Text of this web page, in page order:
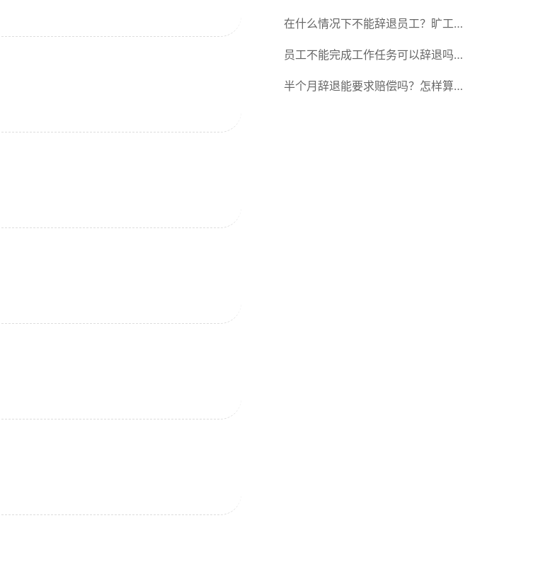
有效期是多久？
在什么情况下不能辞退员工？旷工辞
退有经济补偿金吗？
员工不能完成工作任务可以辞退吗？
旷工辞退有经济补偿金吗？
半个月辞退能要求赔偿吗？怎样算是